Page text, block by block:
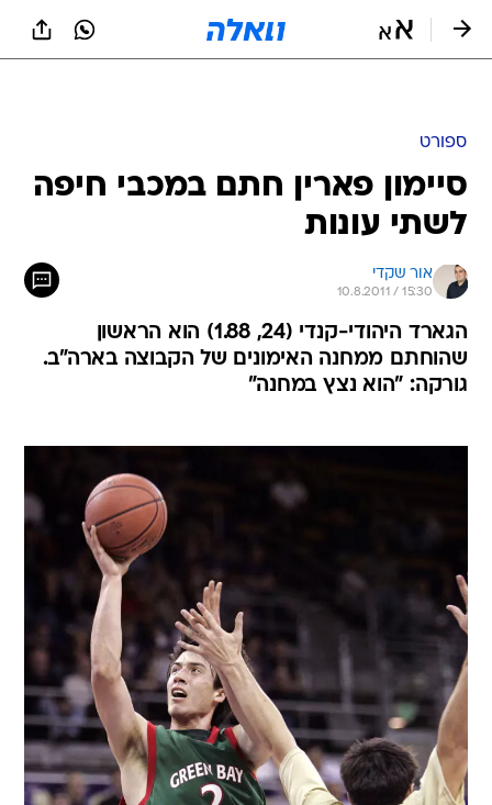
ספורט
סיימון פארין חתם במכבי חיפה
לשתי עונות
אור שקדי
10.8.2011 / 15:30
הגארד היהודי-קנדי (24, 1.88) הוא הראשון
שהוחתם ממחנה האימונים של הקבוצה בארה"ב.
גורקה: "הוא נצץ במחנה"